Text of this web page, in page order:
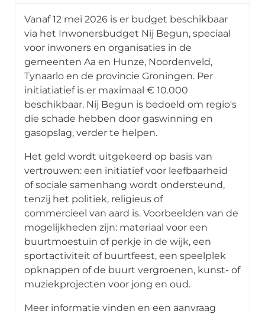
Vanaf 12 mei 2026 is er budget beschikbaar
via het Inwonersbudget Nij Begun, speciaal
voor inwoners en organisaties in de
gemeenten Aa en Hunze, Noordenveld,
Tynaarlo en de provincie Groningen. Per
initiatiatief is er maximaal € 10.000
beschikbaar. Nij Begun is bedoeld om regio's
die schade hebben door gaswinning en
gasopslag, verder te helpen.
Het geld wordt uitgekeerd op basis van
vertrouwen: een initiatief voor leefbaarheid
of sociale samenhang wordt ondersteund,
tenzij het politiek, religieus of
commercieel van aard is. Voorbeelden van de
mogelijkheden zijn: materiaal voor een
buurtmoestuin of perkje in de wijk, een
sportactiviteit of buurtfeest, een speelplek
opknappen of de buurt vergroenen, kunst- of
muziekprojecten voor jong en oud.
Meer informatie vinden en een aanvraag